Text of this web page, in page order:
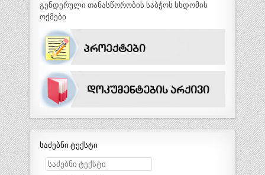
გენდერული თანასწორობის საბჭოს სხდომის
ოქმები
საძებნი ტექსტი